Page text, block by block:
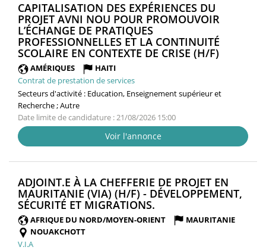
CAPITALISATION DES EXPÉRIENCES DU
PROJET AVNI NOU POUR PROMOUVOIR
L’ÉCHANGE DE PRATIQUES
PROFESSIONNELLES ET LA CONTINUITÉ
SCOLAIRE EN CONTEXTE DE CRISE (H/F)
AMÉRIQUES
HAITI
Contrat de prestation de services
Secteurs d'activité : Education, Enseignement supérieur et
Recherche ; Autre
Date limite de candidature : 21/08/2026 15:00
Voir l'annonce
ADJOINT.E À LA CHEFFERIE DE PROJET EN
MAURITANIE (VIA) (H/F) - DÉVELOPPEMENT,
SÉCURITÉ ET MIGRATIONS.
FENÊTRE)
AFRIQUE DU NORD/MOYEN-ORIENT
MAURITANIE
NOUAKCHOTT
V.I.A